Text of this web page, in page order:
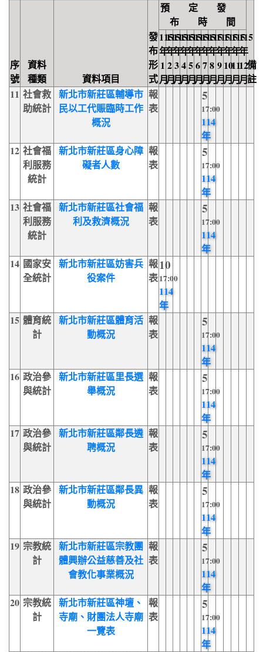
序
號
資料
種類
資料項目
發
布
形
式
預 定 發
布 時 間
備
註
115
年
1
月
115
年
2
月
115
年
3
月
115
年
4
月
115
年
5
月
115
年
6
月
115
年
7
月
115
年
8
月
115
年
9
月
115
年
10
月
115
年
11
月
115
年
12
月
11 社會救
助統計
新北市新莊區輔導市
民以工代賑臨時工作
概況
報
表
5
17:00
114
年
12 社會福
利服務
統計
新北市新莊區身心障
礙者人數
報
表
5
17:00
114
年
13 社會福
利服務
統計
新北市新莊區社會福
利及救濟概況
報
表
5
17:00
114
年
14 國家安
全統計
新北市新莊區妨害兵
役案件
報
表
10
17:00
114
年
15 體育統
計
新北市新莊區體育活
動概況
報
表
5
17:00
114
年
16 政治參
與統計
新北市新莊區里長選
舉概況
報
表
5
17:00
114
年
17 政治參
與統計
新北市新莊區鄰長遴
聘概況
報
表
5
17:00
114
年
18 政治參
與統計
新北市新莊區鄰長異
動概況
報
表
5
17:00
114
年
19 宗教統
計
新北市新莊區宗教團
體興辦公益慈善及社
會教化事業概況
報
表
5
17:00
114
年
20 宗教統
計
新北市新莊區神壇、
寺廟、財團法人寺廟
一覽表
報
表
5
17:00
114
年